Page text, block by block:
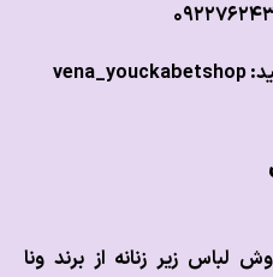
زنانه از برند ونا